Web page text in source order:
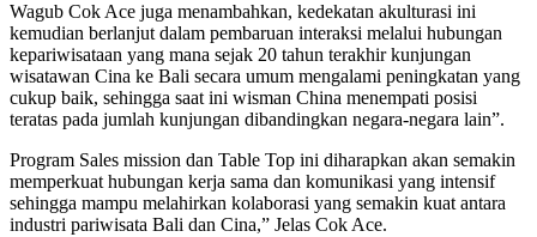
Wagub Cok Ace juga menambahkan, kedekatan akulturasi ini
kemudian berlanjut dalam pembaruan interaksi melalui hubungan
kepariwisataan yang mana sejak 20 tahun terakhir kunjungan
wisatawan Cina ke Bali secara umum mengalami peningkatan yang
cukup baik, sehingga saat ini wisman China menempati posisi
teratas pada jumlah kunjungan dibandingkan negara-negara lain”.
Program Sales mission dan Table Top ini diharapkan akan semakin
memperkuat hubungan kerja sama dan komunikasi yang intensif
sehingga mampu melahirkan kolaborasi yang semakin kuat antara
industri pariwisata Bali dan Cina,” Jelas Cok Ace.